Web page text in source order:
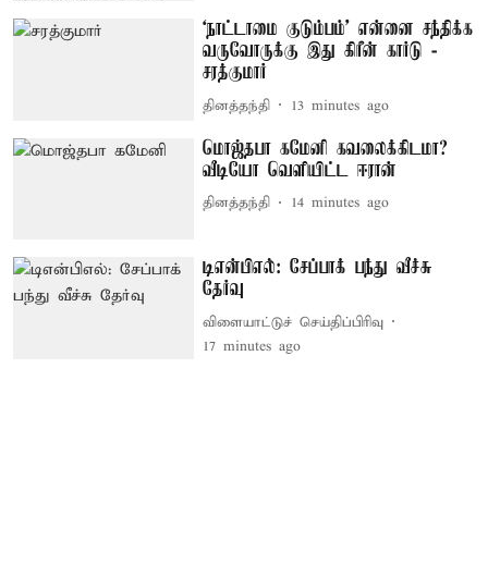
‘நாட்டாமை குடும்பம்’ என்னை சந்திக்க
வருவோருக்கு இது கிரீன் கார்டு -
சரத்குமார்
தினத்தந்தி 13 minutes ago
மொஜ்தபா கமேனி கவலைக்கிடமா?
வீடியோ வெளியிட்ட ஈரான்
தினத்தந்தி 14 minutes ago
டிஎன்பிஎல்: சேப்பாக் பந்து வீச்சு
தேர்வு
விளையாட்டுச் செய்திப்பிரிவு
17 minutes ago